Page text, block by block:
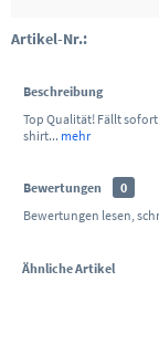
Artikel-Nr.:
Beschreibung
Top Qualität! Fällt
shirt... mehr
Bewertungen
0
Bewertungen lesen,
Ähnliche Artikel